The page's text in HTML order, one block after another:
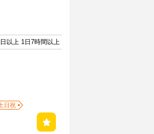
以上 1日7時間以上
日祝